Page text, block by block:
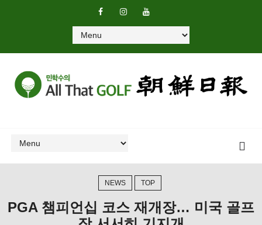
NEWS TOP
PGA 챔피언십 코스 재개장… 미국 골프